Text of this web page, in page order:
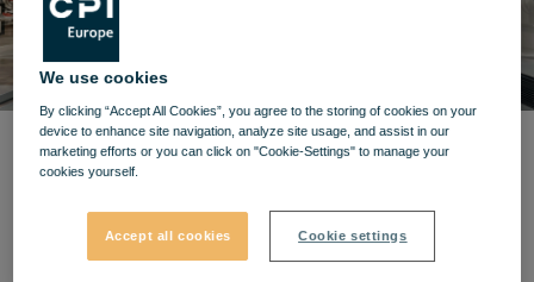
Cluj-Napoca,
E important să acordăm în continuare o atenție
We use cookies
By clicking “Accept All Cookies”, you agree to the storing of cookies on your
device to enhance site navigation, analyze site usage, and assist in our
marketing efforts or you can click on "Cookie-Settings" to manage your
cookies yourself.
Accept all cookies Cookie settings